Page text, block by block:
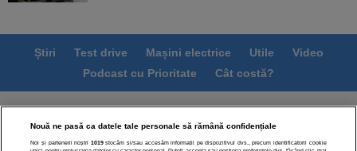
Știri Test drive Mașini electrice Utile
Video
Podcast cu Prioritate
Cât costă?
Termeni si conditii
Politica de confidentialitate
Politica de cookies
Echipa editorială
Contact
Nouă ne pasă ca datele tale personale să rămână confidențiale
Noi și partenerii noștri 1019stocăm și/sau accesăm informații pe dispozitivul dvs., precum identificatorii cookie